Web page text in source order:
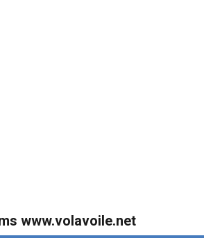
www.volavoile.net